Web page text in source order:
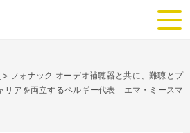
> フォナック オーデオ補聴器と共に、難聴とプ
リアを両立するベルギー代表 エマ・ミースマ